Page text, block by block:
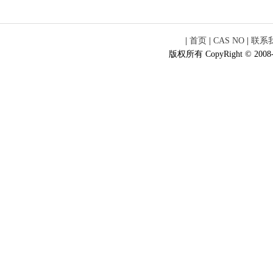
| 首页 | CAS NO | 联系
版权所有 CopyRight ©